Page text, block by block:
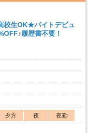
校生OK★バイトデビュ
履歴書不要！
夕方 夜
夜勤